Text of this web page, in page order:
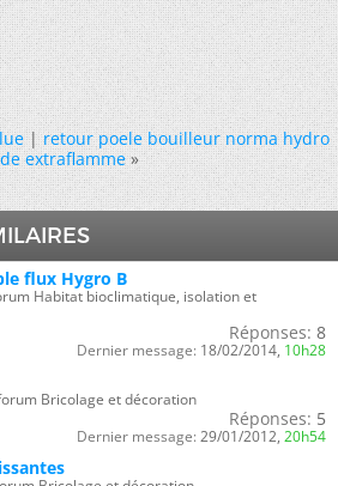
|retour poele bouilleur norma hydro
de extraflamme »
flux Hygro B
Habitat bioclimatique, isolation et
Réponses: 8
Dernier message: 18/02/2014, 10h28
Bricolage et décoration
Réponses: 5
Dernier message: 29/01/2012, 20h54